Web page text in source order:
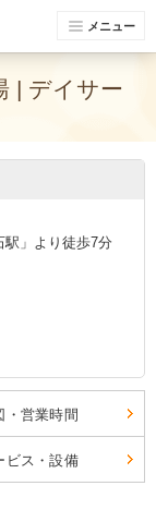
メニュー
| デイサー
」より徒歩7分
・営業時間
ビス・設備